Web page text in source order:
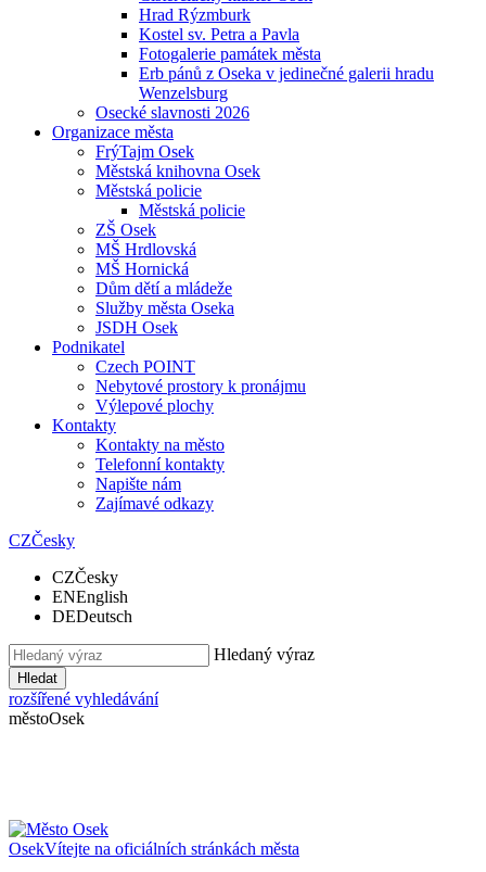
Hrad Rýzmburk
Kostel sv. Petra a Pavla
Fotogalerie památek města
Erb pánů z Oseka v jedinečné galerii hradu
Wenzelsburg
Osecké slavnosti 2026
Organizace města
FrýTajm Osek
Městská knihovna Osek
Městská policie
Městská policie
ZŠ Osek
MŠ Hrdlovská
MŠ Hornická
Dům dětí a mládeže
Služby města Oseka
JSDH Osek
Podnikatel
Czech POINT
Nebytové prostory k pronájmu
Výlepové plochy
Kontakty
Kontakty na město
Telefonní kontakty
Napište nám
Zajímavé odkazy
CZČesky
CZČesky
ENEnglish
DEDeutsch
Hledaný výraz
Hledat
rozšířené vyhledávání
městoOsek
OsekVítejte na oficiálních stránkách města